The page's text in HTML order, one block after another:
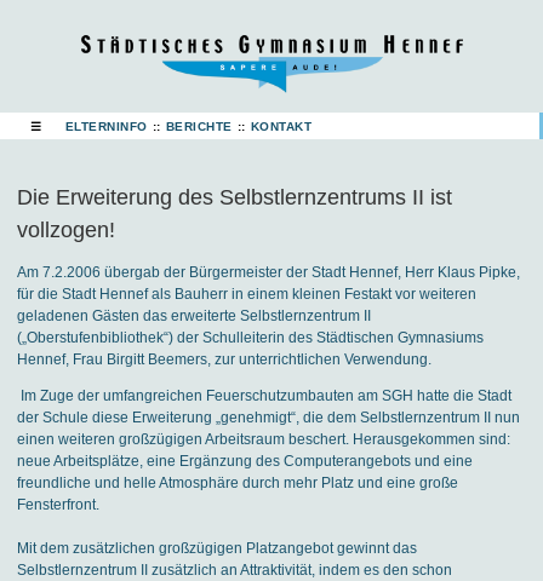
☰ ELTERNINFO :: BERICHTE :: KONTAKT
Die Erweiterung des Selbstlernzentrums II ist
vollzogen!
Am 7.2.2006 übergab der Bürgermeister der Stadt Hennef, Herr Klaus Pipke,
für die Stadt Hennef als Bauherr in einem kleinen Festakt vor weiteren
geladenen Gästen das erweiterte Selbstlernzentrum II
(„Oberstufenbibliothek“) der Schulleiterin des Städtischen Gymnasiums
Hennef, Frau Birgitt Beemers, zur unterrichtlichen Verwendung.
Im Zuge der umfangreichen Feuerschutzumbauten am SGH hatte die Stadt
der Schule diese Erweiterung „genehmigt“, die dem Selbstlernzentrum II nun
einen weiteren großzügigen Arbeitsraum beschert. Herausgekommen sind:
neue Arbeitsplätze, eine Ergänzung des Computerangebots und eine
freundliche und helle Atmosphäre durch mehr Platz und eine große
Fensterfront.
Mit dem zusätzlichen großzügigen Platzangebot gewinnt das
Selbstlernzentrum II zusätzlich an Attraktivität, indem es den schon